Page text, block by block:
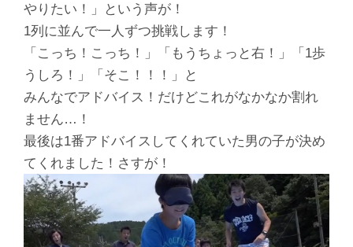
やりたい！」という声が！
1列に並んで一人ずつ挑戦します！
「こっち！こっち！」「もうちょっと右！」「1歩
うしろ！」「そこ！！！」と
みんなでアドバイス！だけどこれがなかなか割れ
ません…！
最後は1番アドバイスしてくれていた男の子が決め
てくれました！さすが！